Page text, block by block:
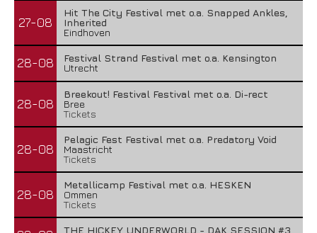
27-08
Hit The City Festival met o.a. Snapped Ankles,
Inherited
Eindhoven
28-08
Festival Strand Festival met o.a. Kensington
Utrecht
28-08
Breekout! Festival Festival met o.a. Di-rect
Bree
Tickets
28-08
Pelagic Fest Festival met o.a. Predatory Void
Maastricht
Tickets
28-08
Metallicamp Festival met o.a. HESKEN
Ommen
Tickets
THE HICKEY UNDERWORLD - DAK SESSION #3